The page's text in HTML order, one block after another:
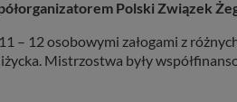
Polski Związek
– 12 osobowymi załogami z
Mistrzostwa były